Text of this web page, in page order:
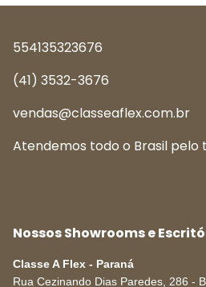
554135323676
(41) 3532-3676
vendas@classeaflex.com.br
Atendemos todo o Brasil pelo
Nossos Showrooms e
Classe A Flex - Paraná
Rua Cezinando Dias Paredes, 286 -